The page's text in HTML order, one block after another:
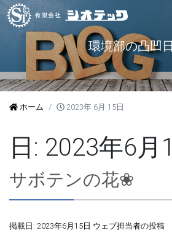
環境部の凸凹
ホーム 2023年 6月 15日
日: 2023年6月
サボテンの花❀
掲載日: 2023年6月15日 ウェブ担当者の投稿